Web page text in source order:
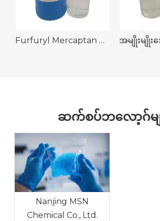
Furfuryl Mercaptan CAS 98-02-2
ဆက်စပ်ဘလော့ဂ်မျ
Nanjing MSN
Chemical Co., Ltd.